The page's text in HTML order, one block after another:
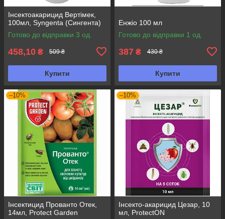
Інсектоакарицид Вертімек,
100мл, Syngenta (Сингента)
Готово до відправки 3 од.
458,10 ₴ 509 ₴
Купити
Енжіо 100 мл
Готово до відправки 1 од.
387 ₴ 430 ₴
Купити
–10%
Інсектицид Прованто Отек,
14мл, Protect Garden
–10%
Інсекто-акарицид Цезар, 10
мл, ProtectON